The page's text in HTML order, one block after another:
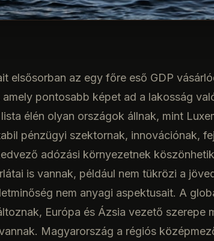
elsősorban az egy főre eső GDP
pontosabb képet ad a lakosság
élén olyan országok állnak, mint
pénzügyi szektornak, innovációnak,
adózási környezetnek
is vannak, például nem tükrözi a
nem anyagi aspektusait. A
Európa és Ázsia vezető szerepe
Magyarország a régiós